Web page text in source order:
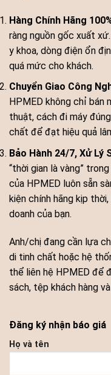
Hàng Chính Hãng
ràng nguồn gốc xuất
y khoa, dòng điện ổn
quá mức cho khách.
Chuyển Giao Công
HPMED không chỉ bán
thuật, cách đi máy
chất để đạt hiệu quả
Bảo Hành 24/7, Xử Lý
“thời gian là vàng”
của HPMED luôn sẵn
kiện chính hãng kịp
doanh của bạn.
Anh/chị đang cần lựa
di tinh chất hoặc hệ
thể liên hệ HPMED để
sách, tệp khách hàng
Đăng ký nhận báo giá
Họ và tên